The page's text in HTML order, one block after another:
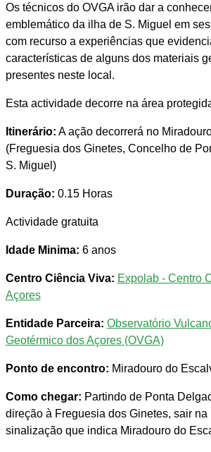
Os técnicos do OVGA irão dar a
emblemático da ilha de S. Miguel em
com recurso a experiências que
características de alguns dos materiais
presentes neste local.
Esta actividade decorre na área
Itinerário: A ação decorrerá no
(Freguesia dos Ginetes, Concelho de
S. Miguel)
Duração: 0.15 Horas
Actividade gratuita
Idade Minima: 6 anos
Centro Ciência Viva: Expolab - Centro
Açores
Entidade Parceira: Observatório
Geotérmico dos Açores (OVGA)
Ponto de encontro: Miradouro do
Como chegar: Partindo de Ponta
direção à Freguesia dos Ginetes, sair na
sinalização que indica Miradouro do